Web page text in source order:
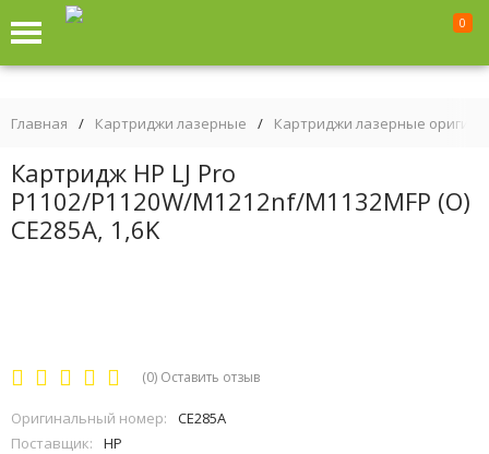
0
Главная / Картриджи лазерные / Картриджи лазерные
Картридж HP LJ Pro
P1102/P1120W/M1212nf/M1132MFP (O)
CE285A, 1,6K
(0) Оставить отзыв
Оригинальный номер:
CE285A
Поставщик:
HP